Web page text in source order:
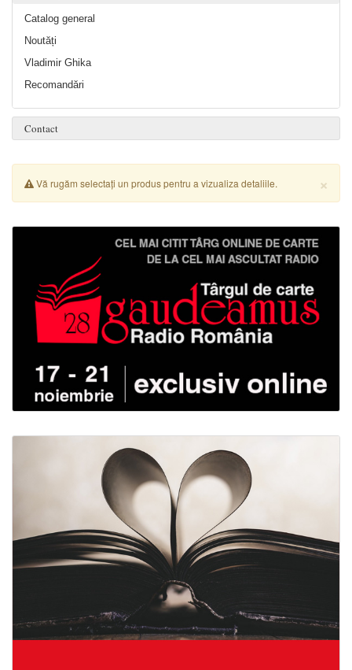
Catalog general
Noutăți
Vladimir Ghika
Recomandări
Contact
×
Vă rugăm selectați un produs pentru a vizualiza detaliile.